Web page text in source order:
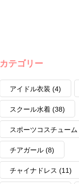
カテゴリー
アイドル衣装 (4)
スクール水着 (38)
スポーツコスチューム
チアガール (8)
チャイナドレス (11)